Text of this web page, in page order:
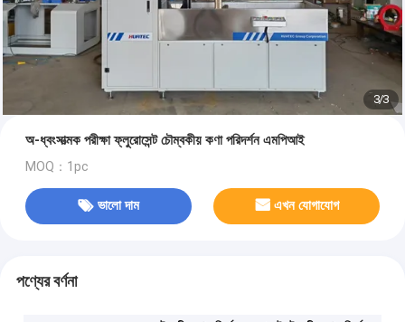
1/3
অ-ধ্বংসাত্মক পরীক্ষা ফ্লুরোসেন্ট চৌম্বকীয় কণা পরিদর্শন এমপিআই
MOQ：1pc
ভালো দাম এখন যোগাযোগ
পণ্যের বর্ণনা